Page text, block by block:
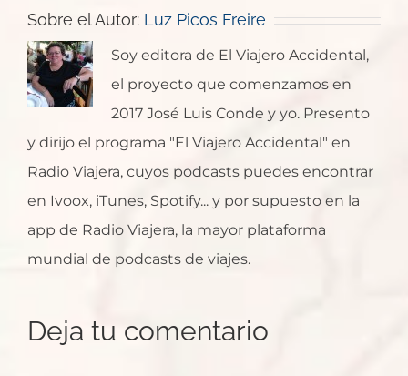
Sobre el Autor: Luz Picos Freire
Soy editora de El Viajero Accidental,
el proyecto que comenzamos en
2017 José Luis Conde y yo. Presento
y dirijo el programa "El Viajero Accidental" en
Radio Viajera, cuyos podcasts puedes encontrar
en Ivoox, iTunes, Spotify... y por supuesto en la
app de Radio Viajera, la mayor plataforma
mundial de podcasts de viajes.
Deja tu comentario